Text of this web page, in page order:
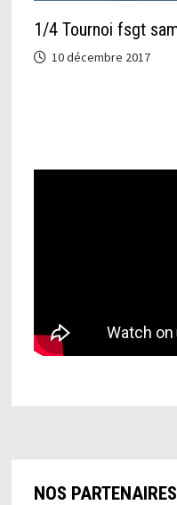
1/4 Tournoi fsgt
10 décembre 2017
NOS PARTENAIRES